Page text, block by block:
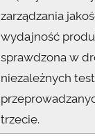
zarządzania
wydajność
sprawdzona w
niezależnych
trzecie.